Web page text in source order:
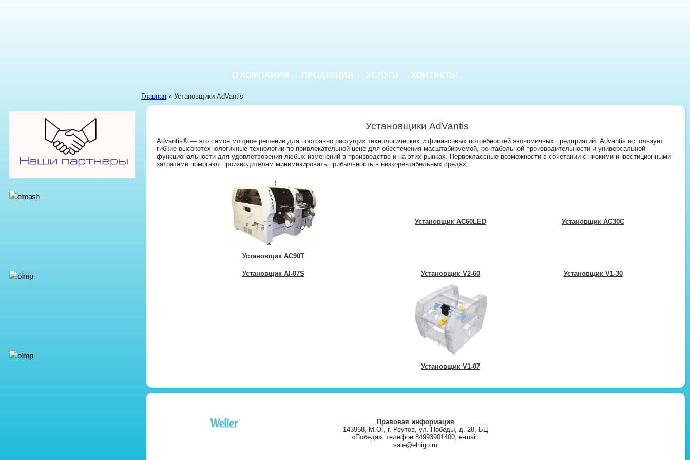
О КОМПАНИИ ПРОДУКЦИЯ УСЛУГИ КОНТАКТЫ
Главная » Установщики AdVantis
Установщики AdVantis
Advantis® — это самое мощное решение для постоянно растущих технологических и финансовых потребностей экономичных предприятий. Advantis использует
гибкие высокотехнологичные технологии по привлекательной цене для обеспечения масштабируемой, рентабельной производительности и универсальной
функциональности для удовлетворения любых изменений в производстве и на этих рынках. Первоклассные возможности в сочетании с низкими инвестиционными
затратами помогают производителям минимизировать прибыльность в низкорентабельных средах.
Установщик AC90T
Установщик AC60LED Установщик AC30C
Установщик Al-07S Установщик V2-60 Установщик V1-30
Установщик V1-07
Правовая информация
143968, М.О., г. Реутов, ул. Победы, д. 28, БЦ
«Победа». телефон 84993901400, e-mail:
sale@elnigo.ru